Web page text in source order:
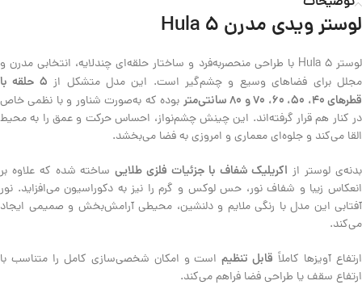
لوستر ویدی مدرن Hula 5
لوستر Hula 5 با طراحی منحصربه‌فرد و ساختار حلقه‌ای چندلایه، انتخابی مدرن و
مجلل برای فضاهای وسیع و چشم‌گیر است. این مدل متشکل از
۵ حلقه با
قطرهای ۴۰، ۵۰، ۶۰، ۷۰ و ۸۰ سانتی‌متر
بوده که به‌صورت شناور و با نظمی خاص
در کنار هم قرار گرفته‌اند. این چینش چشم‌نواز، احساس حرکت و عمق را به محیط
القا می‌کند و جلوه‌ای معماری و امروزی به فضا می‌بخشد.
بدنه‌ی لوستر از اکریلیک شفاف با جزئیات فلزی طلاییساخته شده که علاوه بر
انعکاس زیبا و شفاف نور، حس لوکس و گرم را نیز به دکوراسیون می‌افزاید. نور
آفتابی این مدل با رنگی ملایم و دلنشین، محیطی آرامش‌بخش و صمیمی ایجاد
می‌کند.
ارتفاع آویزها کاملاً قابل تنظیماست و امکان شخصی‌سازی کامل را متناسب با
ارتفاع سقف یا طراحی فضا فراهم می‌کند.